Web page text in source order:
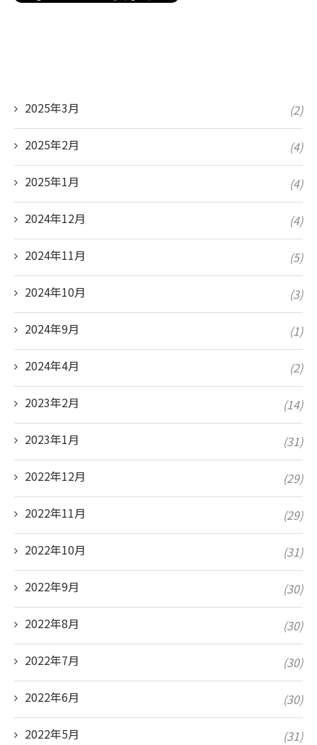
2025年3月 (2)
2025年2月 (4)
2025年1月 (4)
2024年12月 (4)
2024年11月 (5)
2024年10月 (3)
2024年9月 (1)
2024年4月 (2)
2023年2月 (14)
2023年1月 (31)
2022年12月 (29)
2022年11月 (29)
2022年10月 (31)
2022年9月 (30)
2022年8月 (30)
2022年7月 (30)
2022年6月 (30)
2022年5月 (31)